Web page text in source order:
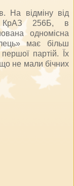
На відміну від
КрАЗ 256Б, в
одномісна
має більш
партій. Їх
не мали бічних